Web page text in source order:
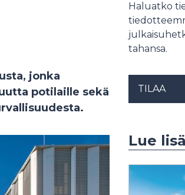
jonka
potilaille sekä
Haluatko
tahansa.
TILAA
Lue